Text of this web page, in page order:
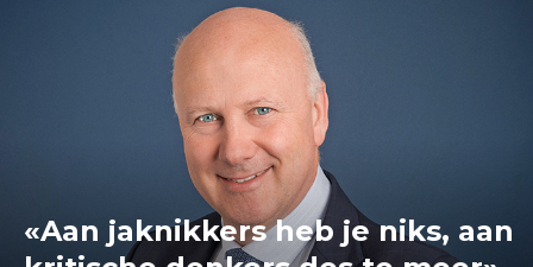
«Aan jaknikkers heb je niks, aan